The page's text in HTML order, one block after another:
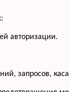
авторизации.
запросов,